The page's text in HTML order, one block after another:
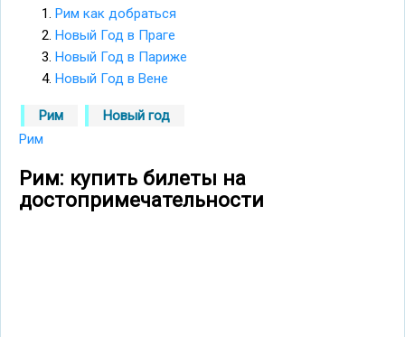
Рим как добраться
Новый Год в Праге
Новый Год в Париже
Новый Год в Вене
Рим
Новый год
Рим
Рим: купить билеты на
достопримечательности